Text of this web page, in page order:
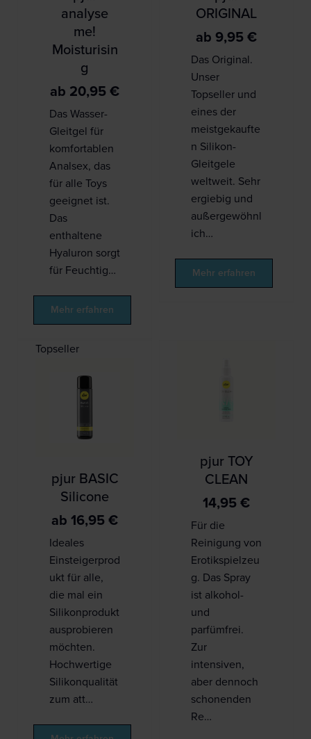
analyse
me!
Moisturisin
g
ab 20,95 €
Das Wasser-
Gleitgel für
komfortablen
Analsex, das
für alle Toys
geeignet ist.
Das
enthaltene
Hyaluron sorgt
für Feuchtig…
Mehr erfahren
ORIGINAL
ab 9,95 €
Das Original.
Unser
Topseller und
eines der
meistgekaufte
n Silikon-
Gleitgele
weltweit. Sehr
ergiebig und
außergewöhnl
ich…
Mehr erfahren
Topseller
pjur BASIC
Silicone
ab 16,95 €
Ideales
Einsteigerprod
ukt für alle,
die mal ein
Silikonprodukt
ausprobieren
möchten.
Hochwertige
Silikonqualität
zum att…
pjur TOY
CLEAN
14,95 €
Für die
Reinigung von
Erotikspielzeu
g. Das Spray
ist alkohol-
und
parfümfrei.
Zur
intensiven,
aber dennoch
schonenden
Re…